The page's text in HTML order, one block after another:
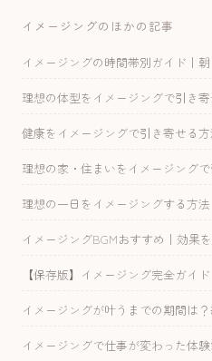
イメージングのほかの記事
イメージングの時間帯別ガイド｜
理想の体型をイメージングで引き寄
健康をイメージングで引き寄せる
理想の家・住まいをイメージング
理想の一日をイメージングする方法
イメージングBGMおすすめ｜効果
【保存版】イメージング完全ガイド
イメージングが叶うまでの期間は
イメージングで仕事が変わった体